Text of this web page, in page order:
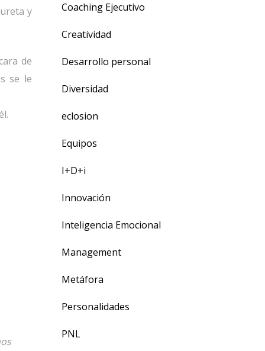
y
de
se le
Coaching Ejecutivo
Creatividad
Desarrollo personal
Diversidad
eclosion
Equipos
I+D+i
Innovación
Inteligencia Emocional
Management
Metáfora
Personalidades
PNL